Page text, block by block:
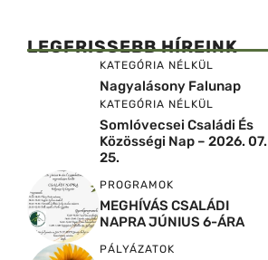
LEGFRISSEBB HÍREINK
KATEGÓRIA NÉLKÜL
Nagyalásony Falunap
KATEGÓRIA NÉLKÜL
Somlóvecsei Családi És
Közösségi Nap – 2026. 07.
25.
PROGRAMOK
MEGHÍVÁS CSALÁDI
NAPRA JÚNIUS 6-ÁRA
PÁLYÁZATOK